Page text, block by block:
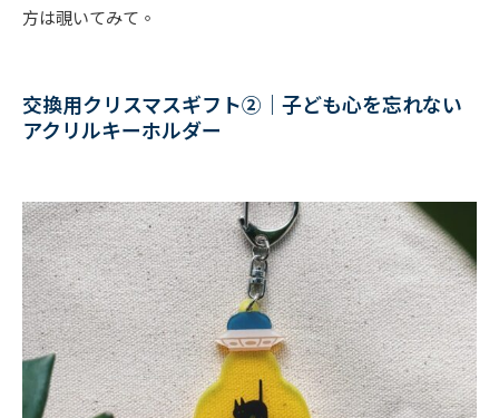
方は覗いてみて。
交換用クリスマスギフト②｜子ども心を忘れない
アクリルキーホルダー